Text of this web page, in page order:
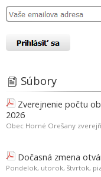
Súbory
Zverejnenie počtu
2026
Obec Horné Orešany
Dočasná zmena
Pondelok, utorok, štvrtok,